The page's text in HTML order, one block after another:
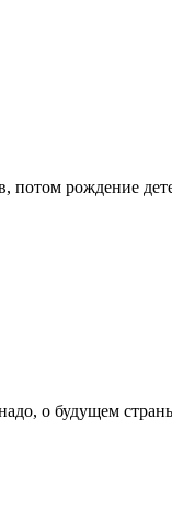
потом рождение
о будущем